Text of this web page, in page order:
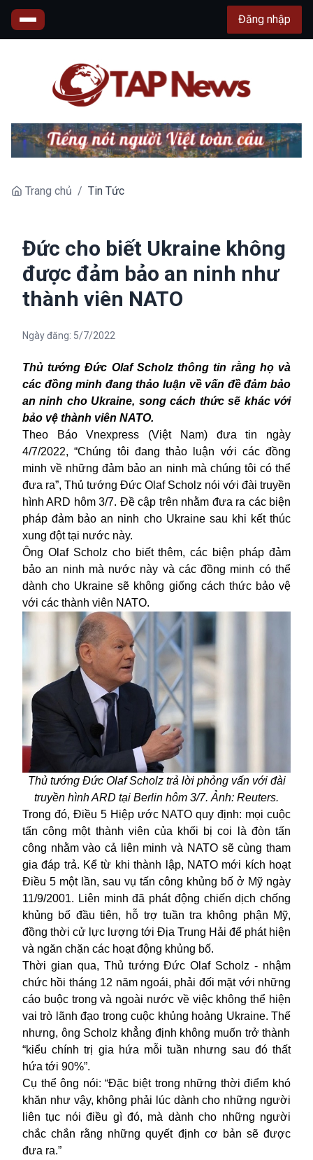
Đăng nhập
Trang chủ / Tin Tức
Đức cho biết Ukraine không
được đảm bảo an ninh như
thành viên NATO
Ngày đăng: 5/7/2022
Thủ tướng Đức OlafScholz thông tin rằnghọ và
các đồng minh đang thảo luận về vấn đề đảm bảo
an ninh cho Ukraine, song cách thức sẽ khác với
bảo vệ thành viên NATO.
Theo Báo Vnexpress (Việt Nam) đưa tin ngày
4/7/2022,“Chúng tôi đang thảo luận với các đồng
minh về những đảm bảo an ninh mà chúng tôi có thể
đưa ra”, Thủ tướng Đức Olaf Scholz nói với đài truyền
hình ARD hôm 3/7. Đề cập trên nhằm đưa ra các biện
pháp đảm bảo an ninh cho Ukraine sau khi kết thúc
xung đột tại nước này.
Ông Olaf Scholz cho biết thêm,các biện pháp đảm
bảo an ninh mà nước này và các đồng minh có thể
dành cho Ukraine sẽ không giống cách thức bảo vệ
với các thành viên NATO.
Thủ tướng Đức Olaf Scholz trả lời phỏng vấn với đài
truyền hình ARD tại Berlin hôm 3/7. Ảnh: Reuters.
Trong đó, Điều 5 Hiệp ước NATO quy định: mọi cuộc
tấn công một thành viên của khối bị coi là đòn tấn
công nhằm vào cả liên minh và NATO sẽ cùng tham
gia đáp trả. Kể từ khi thành lập, NATO mới kích hoạt
Điều 5 một lần, sau vụ tấn công khủng bố ở Mỹ ngày
11/9/2001. Liên minh đã phát động chiến dịch chống
khủng bố đầu tiên, hỗ trợ tuần tra không phận Mỹ,
đồng thời cử lực lượng tới Địa Trung Hải để phát hiện
và ngăn chặn các hoạt động khủng bố.
Thời gian qua, Thủ tướng Đức Olaf Scholz- nhậm
chức hồi tháng 12 năm ngoái, phải đối mặt với những
cáo buộc trong và ngoài nước về việc không thể hiện
vai trò lãnh đạo trong cuộc khủng hoảng Ukraine. Thế
nhưng, ông Scholz khẳng định không muốn trở thành
“kiểu chính trị gia hứa mỗi tuần nhưng sau đó thất
hứa tới 90%”.
Cụ thể ông nói: “Đặc biệt trong những thời điểm khó
khăn như vậy, không phải lúc dành cho những người
liên tục nói điều gì đó, mà dành cho những người
chắc chắn rằng những quyết định cơ bản sẽ được
đưa ra.”